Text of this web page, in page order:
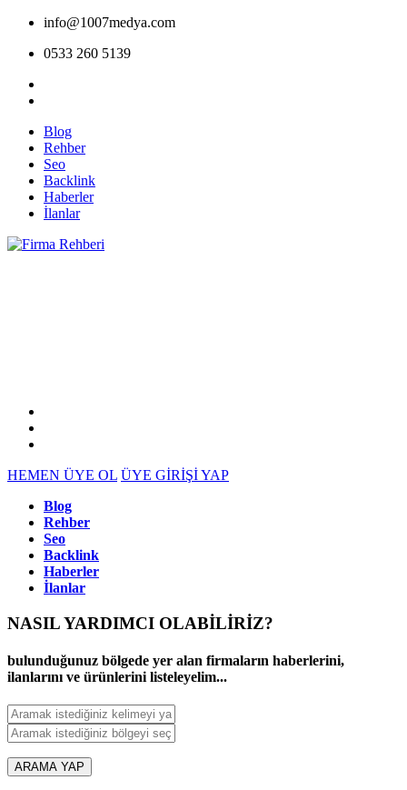
info@1007medya.com
0533 260 5139
Blog
Rehber
Seo
Backlink
Haberler
İlanlar
HEMEN ÜYE OL ÜYE GİRİŞİ YAP
Blog
Rehber
Seo
Backlink
Haberler
İlanlar
NASIL YARDIMCI OLABİLİRİZ?
bulunduğunuz bölgede yer alan firmaların haberlerini,
ilanlarını ve ürünlerini listeleyelim...
ARAMA YAP